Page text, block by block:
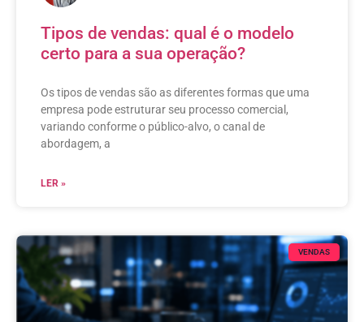
Tipos de vendas: qual é o modelo
certo para a sua operação?
Os tipos de vendas são as diferentes formas que uma
empresa pode estruturar seu processo comercial,
variando conforme o público-alvo, o canal de
abordagem, a
LER »
VENDAS